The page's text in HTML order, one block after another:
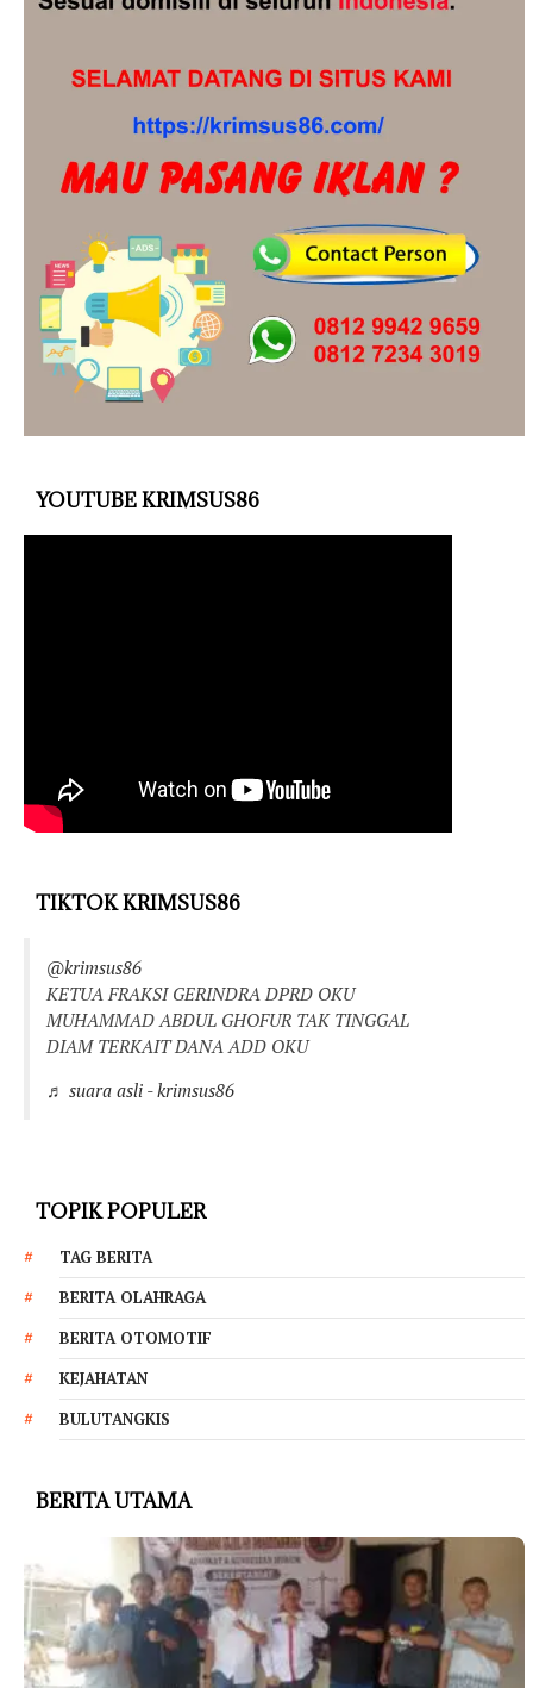
YOUTUBE KRIMSUS86
TIKTOK KRIMSUS86
@krimsus86
KETUA FRAKSI GERINDRA DPRD OKU
MUHAMMAD ABDUL GHOFUR TAK TINGGAL
DIAM TERKAIT DANA ADD OKU
♬ suara asli - krimsus86
TOPIK POPULER
TAG BERITA
BERITA OLAHRAGA
BERITA OTOMOTIF
KEJAHATAN
BULUTANGKIS
BERITA UTAMA